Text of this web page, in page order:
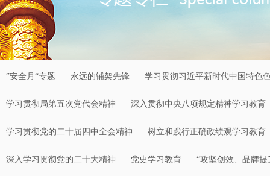
”安全月“专题 永远的铺架先锋 学习贯彻习近平新时代中国特色
学习贯彻局第五次党代会精神 深入贯彻中央八项规定精神学习教育
学习贯彻党的二十届四中全会精神 树立和践行正确政绩观学习教育
深入学习贯彻党的二十大精神 党史学习教育 “攻坚创效、品牌